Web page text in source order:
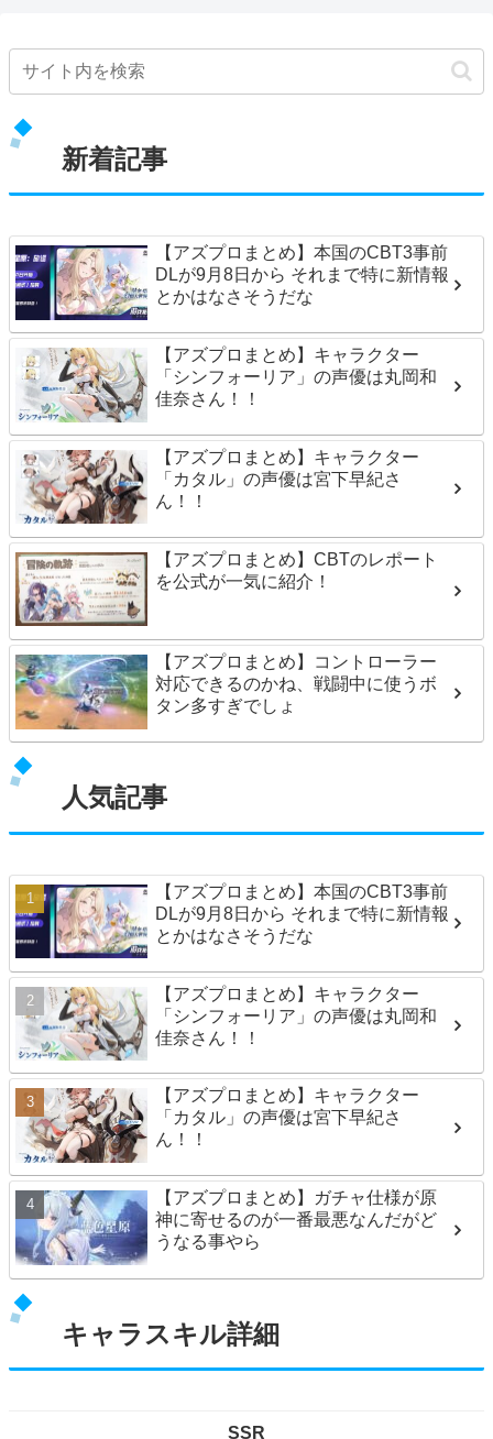
新着記事
【アズプロまとめ】本国のCBT3事前
DLが9月8日から それまで特に新情報
とかはなさそうだな
【アズプロまとめ】キャラクター
「シンフォーリア」の声優は丸岡和
佳奈さん！！
【アズプロまとめ】キャラクター
「カタル」の声優は宮下早紀さ
ん！！
【アズプロまとめ】CBTのレポート
を公式が一気に紹介！
【アズプロまとめ】コントローラー
対応できるのかね、戦闘中に使うボ
タン多すぎでしょ
人気記事
【アズプロまとめ】本国のCBT3事前
DLが9月8日から それまで特に新情報
とかはなさそうだな
【アズプロまとめ】キャラクター
「シンフォーリア」の声優は丸岡和
佳奈さん！！
【アズプロまとめ】キャラクター
「カタル」の声優は宮下早紀さ
ん！！
【アズプロまとめ】ガチャ仕様が原
神に寄せるのが一番最悪なんだがど
うなる事やら
キャラスキル詳細
SSR